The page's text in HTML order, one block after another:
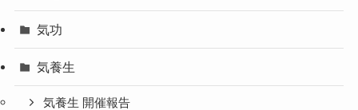
気功
気養生
気養生 開催報告